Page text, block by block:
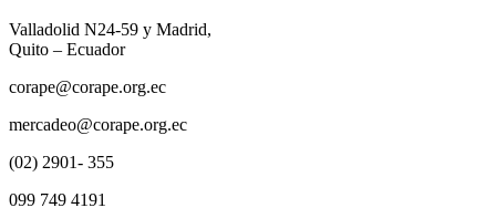
Valladolid N24-59 y Madrid,
Quito – Ecuador
corape@corape.org.ec
mercadeo@corape.org.ec
(02) 2901- 355
099 749 4191